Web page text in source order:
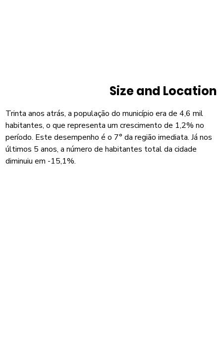
Size and Location
Trinta anos atrás, a população do município era de 4,6 mil
habitantes, o que representa um crescimento de 1,2% no
período. Este desempenho é o 7° da região imediata. Já nos
últimos 5 anos, a número de habitantes total da cidade
diminuiu em -15,1%.